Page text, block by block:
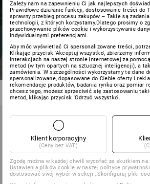
Stretch
5
od 238,50
(z VAT) od
Zależy nam na zapewnieniu Ci jak najlepszych
Prawidłowe działanie funkcji, dostosowanie treści do
sprawny przebieg procesu zakupów – Takie są
technologii, z których korzystamy.Dlatego prosimy o
przechowywanie plików cookie i wykorzystywanie
indywidualnymi preferencjami.
Aby móc wyświetlać Ci spersonalizowane treści,
Klikając przycisk 'Akceptuj wszystko', zbierzemy
interakcjach na naszej stronie internetowej za
metod (w tym opartych na sztucznej inteligencji), a
zamówienia. W szczególności wykorzystamy te dane
spersonalizowane, dopasowane do Ciebie oferty i
rekomendacje produktów, badania rynku oraz pomiar
chcesz tego, możesz sprzeciwić się zastosowaniu
metod, klikając przycisk 'Odrzuć wszystko'.
Klient korporacyjny
(Ceny bez VAT)
Zgodę można w każdej chwili wycofać ze skutkiem na
Ustawienia plików cookie w naszej polityce
dostosować swój wybór w sekcji „Skonfiguruj pliki